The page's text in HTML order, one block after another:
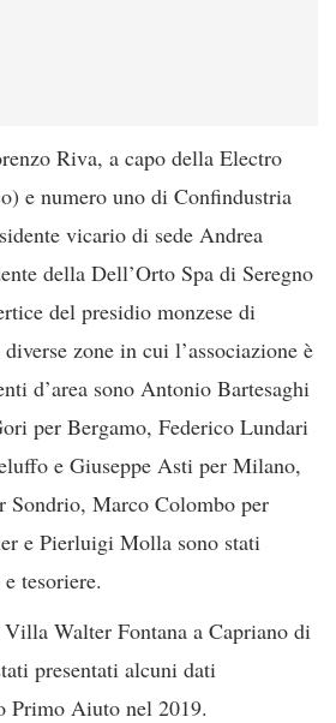
Riva, a capo della Electro
e numero uno di Confindustria
vicario di sede Andrea
della Dell’Orto Spa di Seregno
del presidio monzese di
zone in cui l’associazione è
d’area sono Antonio Bartesaghi
per Bergamo, Federico Lundari
e Giuseppe Asti per Milano,
Sondrio, Marco Colombo per
e Pierluigi Molla sono stati
tesoriere.
Walter Fontana a Capriano di
presentati alcuni dati
Primo Aiuto nel 2019.